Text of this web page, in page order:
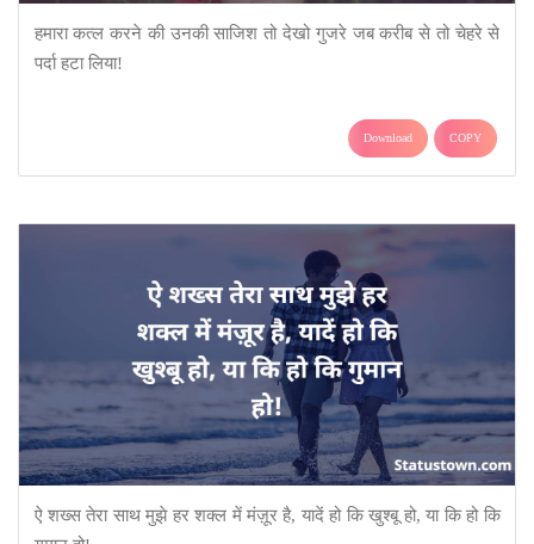
हमारा कत्ल करने की उनकी साजिश तो देखो गुजरे जब करीब से तो चेहरे से
पर्दा हटा लिया!
Download COPY
ऐ शख्स तेरा साथ मुझे हर शक्ल में मंज़ूर है, यादें हो कि खुश्बू हो, या कि हो कि